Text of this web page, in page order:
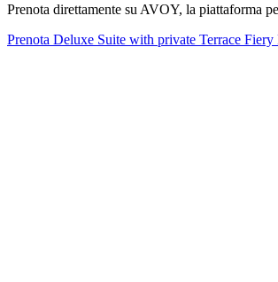
Prenota direttamente su AVOY, la piattaforma
Prenota Deluxe Suite with private Terrace Fiery